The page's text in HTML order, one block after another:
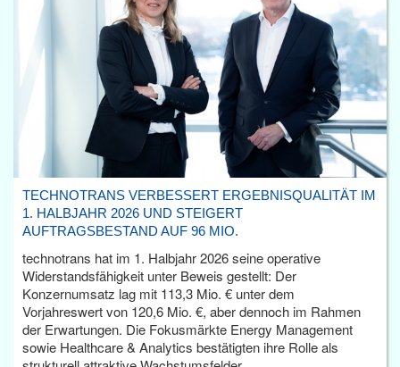
TECHNOTRANS VERBESSERT ERGEBNISQUALITÄT IM
1. HALBJAHR 2026 UND STEIGERT
AUFTRAGSBESTAND AUF 96 MIO.
technotrans hat im 1. Halbjahr 2026 seine operative
Widerstandsfähigkeit unter Beweis gestellt: Der
Konzernumsatz lag mit 113,3 Mio. € unter dem
Vorjahreswert von 120,6 Mio. €, aber dennoch im Rahmen
der Erwartungen. Die Fokusmärkte Energy Management
sowie Healthcare & Analytics bestätigten ihre Rolle als